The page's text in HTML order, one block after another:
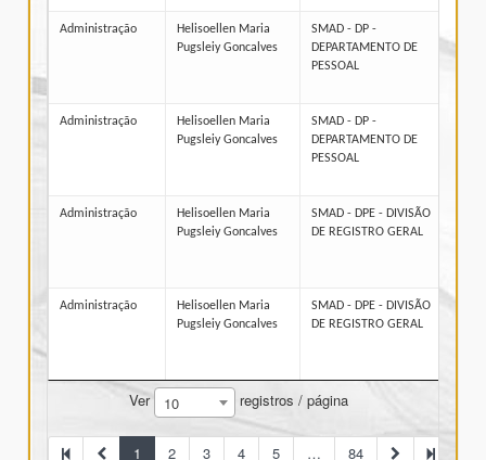
Administração
Helisoellen Maria
Pugsleiy Goncalves
SMAD - DP -
DEPARTAMENTO DE
PESSOAL
Administração
Helisoellen Maria
Pugsleiy Goncalves
SMAD - DP -
DEPARTAMENTO DE
PESSOAL
Administração
Helisoellen Maria
Pugsleiy Goncalves
SMAD - DPE - DIVISÃO
DE REGISTRO GERAL
Administração
Helisoellen Maria
Pugsleiy Goncalves
SMAD - DPE - DIVISÃO
DE REGISTRO GERAL
Ver 10 registros / página
1 2 3 4 5 … 84